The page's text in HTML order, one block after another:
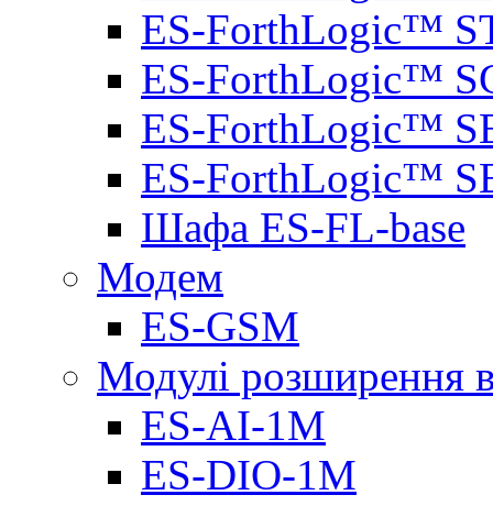
ES-ForthLogic™
ES-ForthLogic™
ES-ForthLogic™
ES-ForthLogic™
Шафа ES-FL-base
Модем
ES-GSM
Модулі розширення
ES-AI-1M
ES-DIO-1М